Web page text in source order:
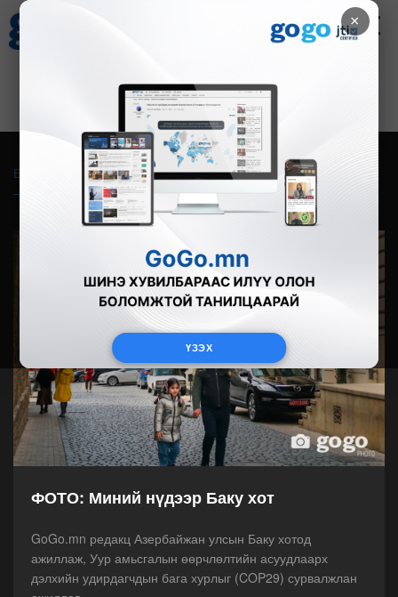
×
ҮЗЭХ
Зурхай
8.06
Бүгд Фото Видео Зурган өгүүлэмж
ФОТО: Миний нүдээр Баку хот
GoGo.mn редакц Азербайжан улсын Баку хотод
ажиллаж, Уур амьсгалын өөрчлөлтийн асуудлаарх
дэлхийн удирдагчдын бага хурлыг (COP29) сурвалжлан